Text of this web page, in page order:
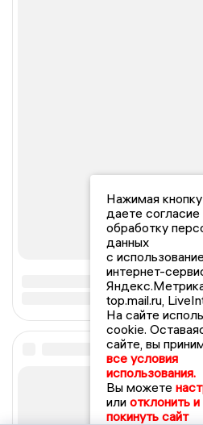
Нажимая
даете согласие
обработку
данных
с
интернет-
top.mail.ru,
На сайте
cookie.
сайте, вы
все условия
использования.
Вы можете
или отклонить и
покинуть сайт